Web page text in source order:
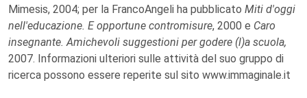
Mimesis, 2004; per la FrancoAngeli ha pubblicato Miti d'oggi
nell'educazione. E opportune contromisure, 2000 e Caro
insegnante. Amichevoli suggestioni per godere (l)a scuola,
2007. Informazioni ulteriori sulle attività del suo gruppo di
ricerca possono essere reperite sul sito www.immaginale.it